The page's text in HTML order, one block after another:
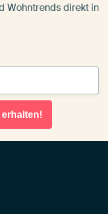
Wohntrends direkt in